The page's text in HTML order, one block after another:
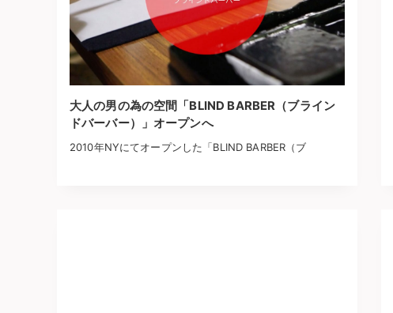
大人の男の為の空間「BLIND BARBER（ブライン
ドバーバー）」オープンへ
2010年NYにてオープンした「BLIND BARBER（ブ